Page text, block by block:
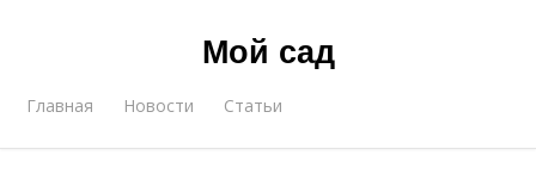
Мой сад
Главная Новости Статьи